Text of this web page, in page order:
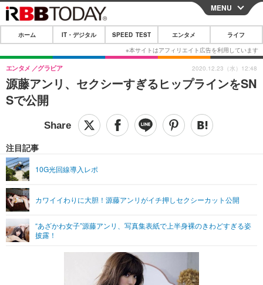
CLOSE
ホーム
IT・デジタル
IT・デジタルTOP スマートフォン
ショッピング その他
SPEED TEST
エンタメTOP 映画・ドラマ
グラビア ブログ
ショッピング その他
ライフTOP
リリース一覧
プッシュ通知の停止方法
MENU
ホーム IT・デジタル SPEED TEST エンタメ ライフ
源藤アンリ、セクシーすぎるヒップラインをSN
Sで公開
エンタメ グラビア
注目記事
10G光回線導入レポ
カワイイわりに大胆！源藤アンリがイチ押しセクシーカット公開
“あざかわ女子”源藤アンリ、写真集表紙で上半身裸のきわどすぎる姿
披露！
2020.12.23（水）12:48